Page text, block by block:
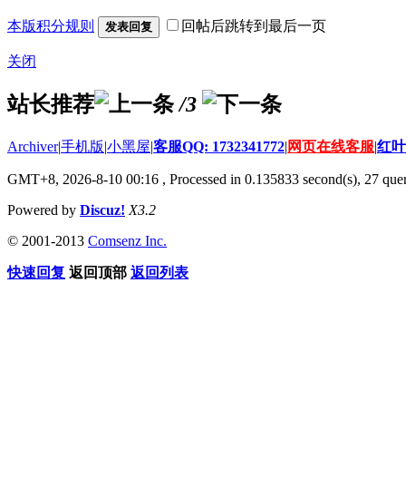
本版积分规则 发表回复 回帖后跳转到最后一页
关闭
站长推荐 /3
Archiver|手机版|小黑屋|客服QQ: 1732341772| 网页在线客服|红
GMT+8, 2026-8-10 00:16 , Processed in 0.135833 second(s), 27
Powered by Discuz! X3.2
© 2001-2013 Comsenz Inc.
快速回复 返回顶部 返回列表